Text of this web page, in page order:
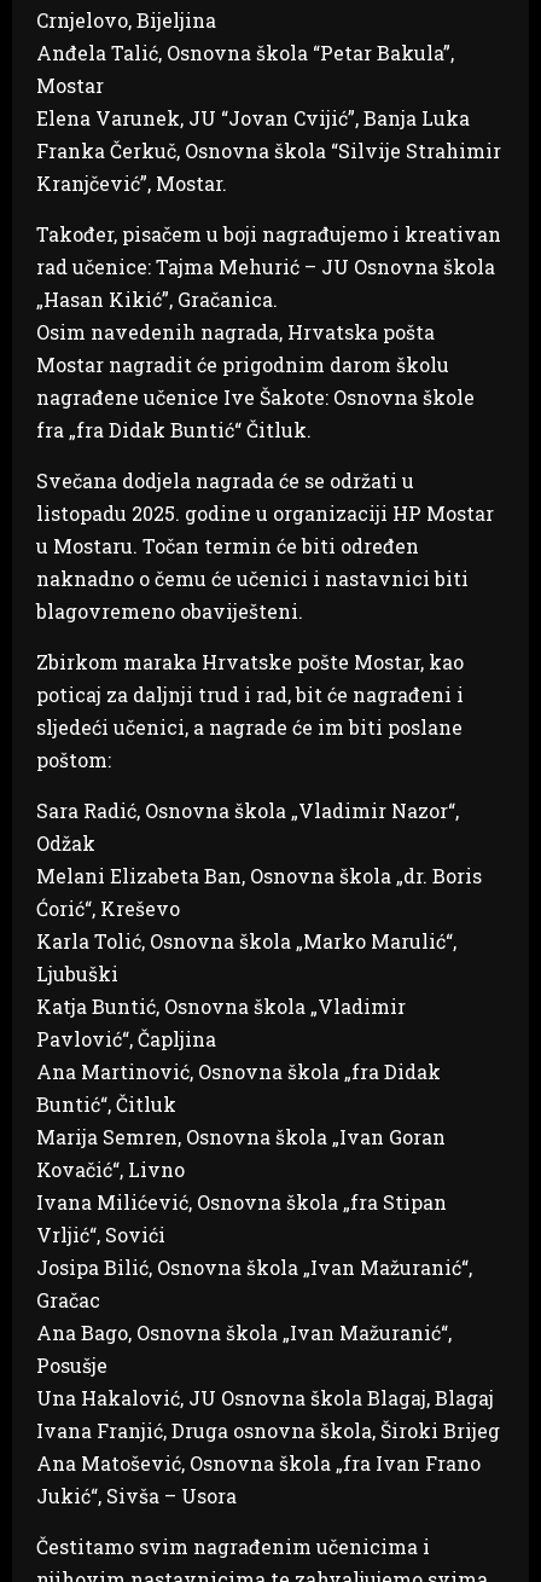
Crnjelovo, Bijeljina
Anđela Talić, Osnovna škola “Petar Bakula”,
Mostar
Elena Varunek, JU “Jovan Cvijić”, Banja Luka
Franka Čerkuč, Osnovna škola “Silvije Strahimir
Kranjčević”, Mostar.
Također, pisačem u boji nagrađujemo i kreativan
rad učenice: Tajma Mehurić – JU Osnovna škola
„Hasan Kikić”, Gračanica.
Osim navedenih nagrada, Hrvatska pošta
Mostar nagradit će prigodnim darom školu
nagrađene učenice Ive Šakote: Osnovna škole
fra „fra Didak Buntić“ Čitluk.
Svečana dodjela nagrada će se održati u
listopadu 2025. godine u organizaciji HP Mostar
u Mostaru. Točan termin će biti određen
naknadno o čemu će učenici i nastavnici biti
blagovremeno obaviješteni.
Zbirkom maraka Hrvatske pošte Mostar, kao
poticaj za daljnji trud i rad, bit će nagrađeni i
sljedeći učenici, a nagrade će im biti poslane
poštom:
Sara Radić, Osnovna škola „Vladimir Nazor“,
Odžak
Melani Elizabeta Ban, Osnovna škola „dr. Boris
Ćorić“, Kreševo
Karla Tolić, Osnovna škola „Marko Marulić“,
Ljubuški
Katja Buntić, Osnovna škola „Vladimir
Pavlović“, Čapljina
Ana Martinović, Osnovna škola „fra Didak
Buntić“, Čitluk
Marija Semren, Osnovna škola „Ivan Goran
Kovačić“, Livno
Ivana Milićević, Osnovna škola „fra Stipan
Vrljić“, Sovići
Josipa Bilić, Osnovna škola „Ivan Mažuranić“,
Gračac
Ana Bago, Osnovna škola „Ivan Mažuranić“,
Posušje
Una Hakalović, JU Osnovna škola Blagaj, Blagaj
Ivana Franjić, Druga osnovna škola, Široki Brijeg
Ana Matošević, Osnovna škola „fra Ivan Frano
Jukić“, Sivša – Usora
Čestitamo svim nagrađenim učenicima i